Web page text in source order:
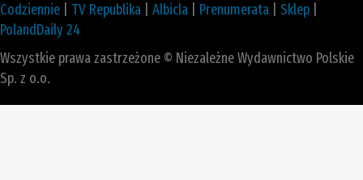
Codziennie
TV Republika Albicla Prenumerata Sklep
PolandDaily 24
Wszystkie prawa zastrzeżone © Niezależne Wydawnictwo Polskie
Sp. z o.o.